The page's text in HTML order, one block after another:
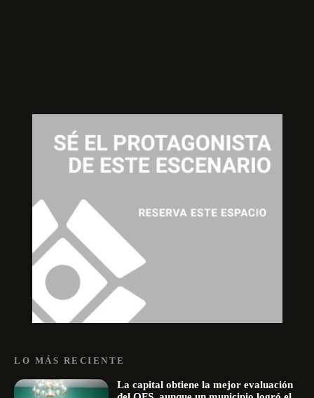
LO MÁS RECIENTE
La capital obtiene la mejor evaluación